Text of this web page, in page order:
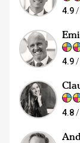
4.9
4.9/
4.8